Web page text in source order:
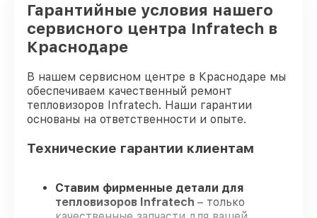
Гарантийные условия нашего
сервисного центра Infratech в
Краснодаре
В нашем сервисном центре в Краснодаре мы
обеспечиваем качественный ремонт
тепловизоров Infratech. Наши гарантии
основаны на ответственности и опыте.
Технические гарантии клиентам
Ставим фирменные детали для
тепловизоров Infratech – только